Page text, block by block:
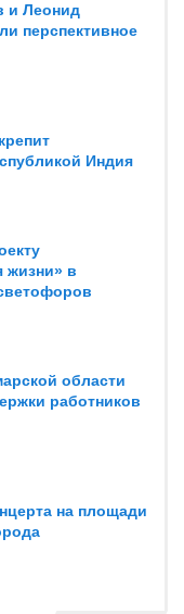
и Леонид
перспективное
Индия
жизни» в
области
работников
на площади